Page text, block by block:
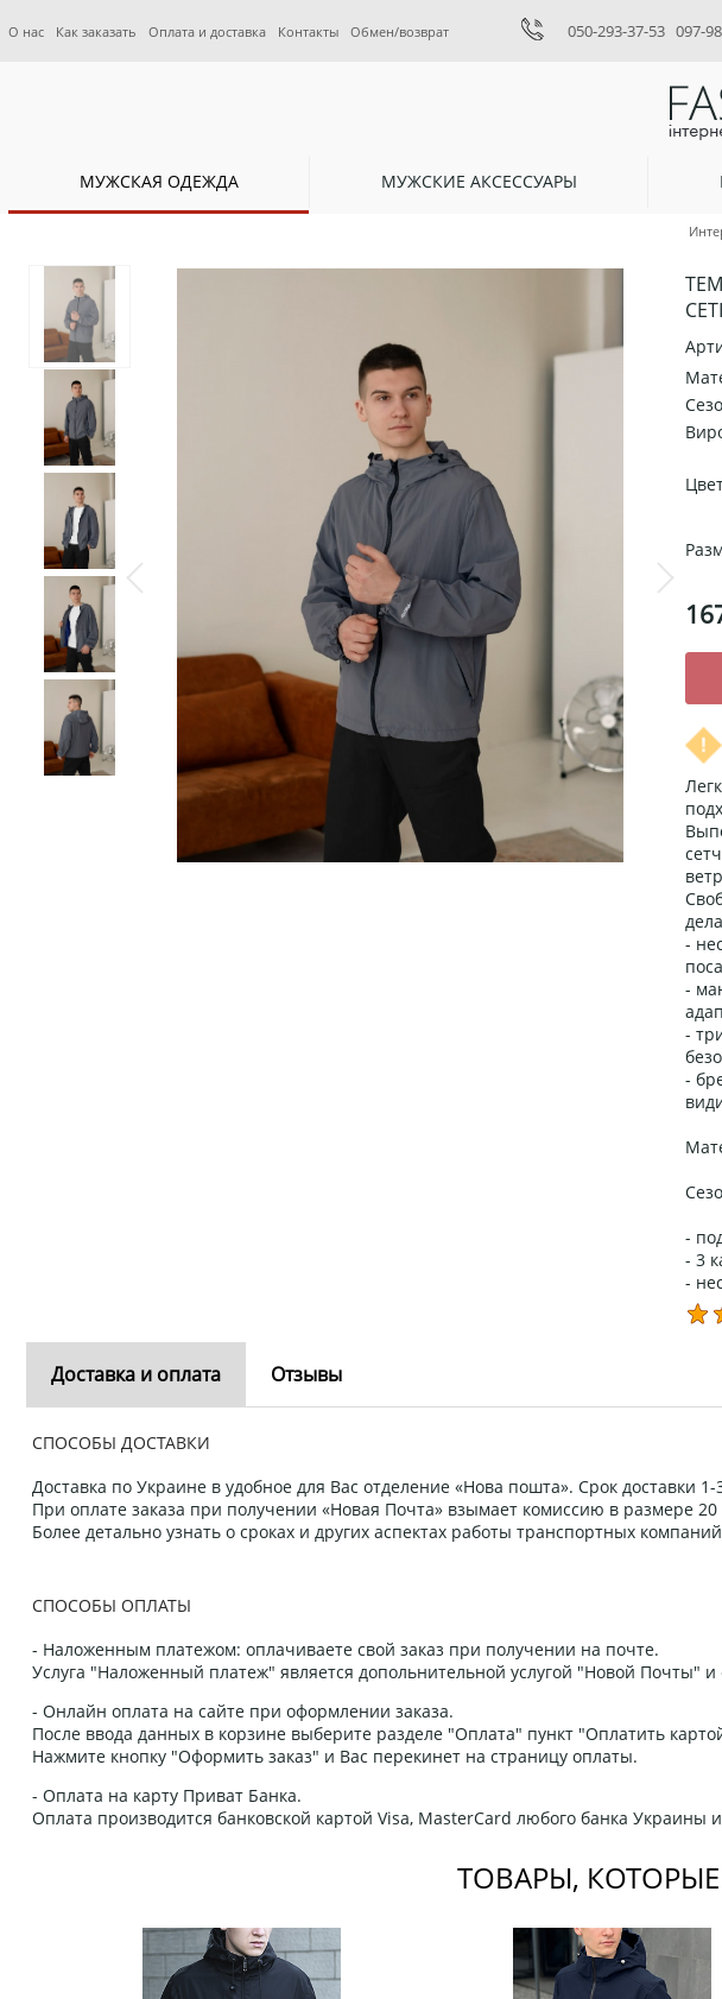
О нас Как заказать Оплата и доставка Контакты Обмен/возврат 050-293-37-53 097-
МУЖСКАЯ ОДЕЖДА МУЖСКИЕ АКСЕССУАРЫ
-
-
-
-
-
- 3
-
Доставка и оплата Отзывы
СПОСОБЫ ДОСТАВКИ
Доставка по Украине в удобное для Вас отделение «Нова пошта». Срок доставки
При оплате заказа при получении «Новая Почта» взымает комиссию в размере
Более детально узнать о сроках и других аспектах работы транспортных
СПОСОБЫ ОПЛАТЫ
- Наложенным платежом: оплачиваете свой заказ при получении на почте.
Услуга "Наложенный платеж" является допольнительной услугой "Новой Почты" и
- Онлайн оплата на сайте при оформлении заказа.
После ввода данных в корзине выберите разделе "Оплата" пункт "Оплатить
Нажмите кнопку "Оформить заказ" и Вас перекинет на страницу оплаты.
- Оплата на карту Приват Банка.
Оплата производится банковской картой Visa, MasterCard любого банка
ТОВАРЫ,